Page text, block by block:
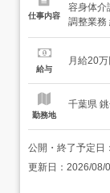
仕事内容
容身体介
調整業務
>交通費
フト相談
給与
月給20
勤務地
千葉県
公開・終了予定日：
更新日： 2026/08/